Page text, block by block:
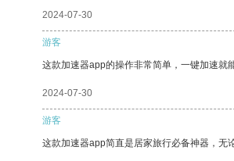
2024-07-30
游客
这款加速器app的操作非常简单，一键加速就
2024-07-30
游客
这款加速器app简直是居家旅行必备神器，无